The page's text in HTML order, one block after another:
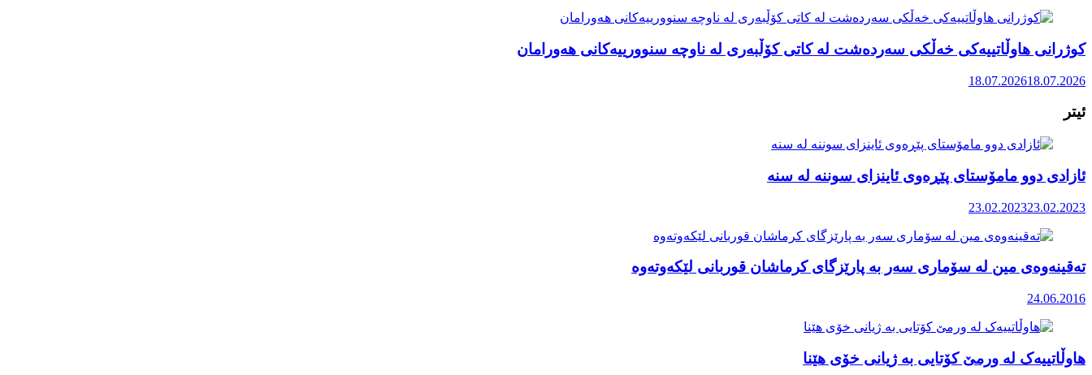
کوژرانی هاوڵاتییەکی خەڵکی سەردەشت لە کاتی کۆڵبەری لە ناوچە سنوورییەکانی هەورامان
18.07.202618.07.2026
ئیتر
ئازادی دوو مامۆستای پێڕەوی ئاینزای سوننە لە سنە
23.02.202323.02.2023
تەقینەوەی مین لە سۆماری سەر بە پارێزگای کرماشان قوربانی لێکەوتەوە
24.06.2016
هاوڵاتییەک لە ورمێ کۆتایی بە ژیانی خۆی هێنا